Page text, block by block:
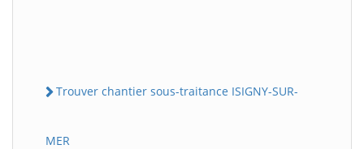
Trouver chantier sous-traitance ISIGNY-SUR-
MER